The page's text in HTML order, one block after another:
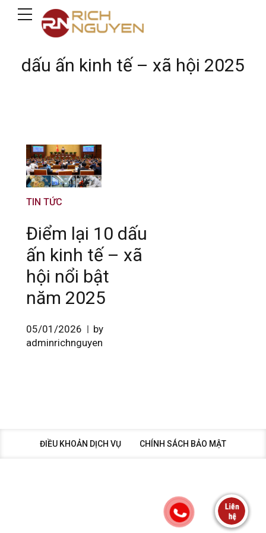
dấu ấn kinh tế – xã hội 2025
TIN TỨC
Điểm lại 10 dấu
ấn kinh tế – xã
hội nổi bật
năm 2025
05/01/2026
by
adminrichnguyen
ĐIỀU KHOẢN DỊCH VỤ CHÍNH SÁCH BẢO MẬT